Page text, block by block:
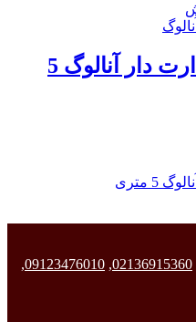
محافظ کامپیوتر 4 خانه ارت دار آنالوگ 5
02136915360
,
09123476010
,